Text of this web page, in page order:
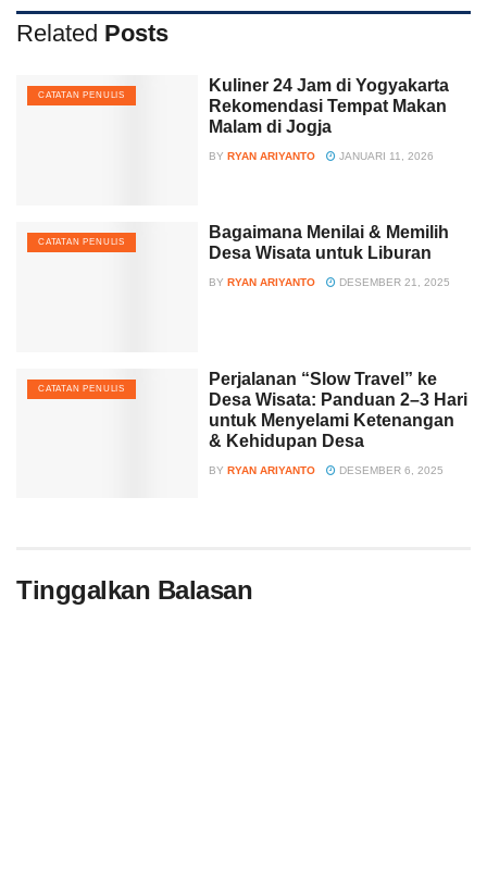
Related Posts
CATATAN PENULIS
Kuliner 24 Jam di Yogyakarta
Rekomendasi Tempat Makan
Malam di Jogja
BY RYAN ARIYANTO JANUARI 11, 2026
CATATAN PENULIS
Bagaimana Menilai & Memilih
Desa Wisata untuk Liburan
BY RYAN ARIYANTO DESEMBER 21, 2025
CATATAN PENULIS
Perjalanan “Slow Travel” ke
Desa Wisata: Panduan 2–3 Hari
untuk Menyelami Ketenangan
& Kehidupan Desa
BY RYAN ARIYANTO DESEMBER 6, 2025
Tinggalkan Balasan